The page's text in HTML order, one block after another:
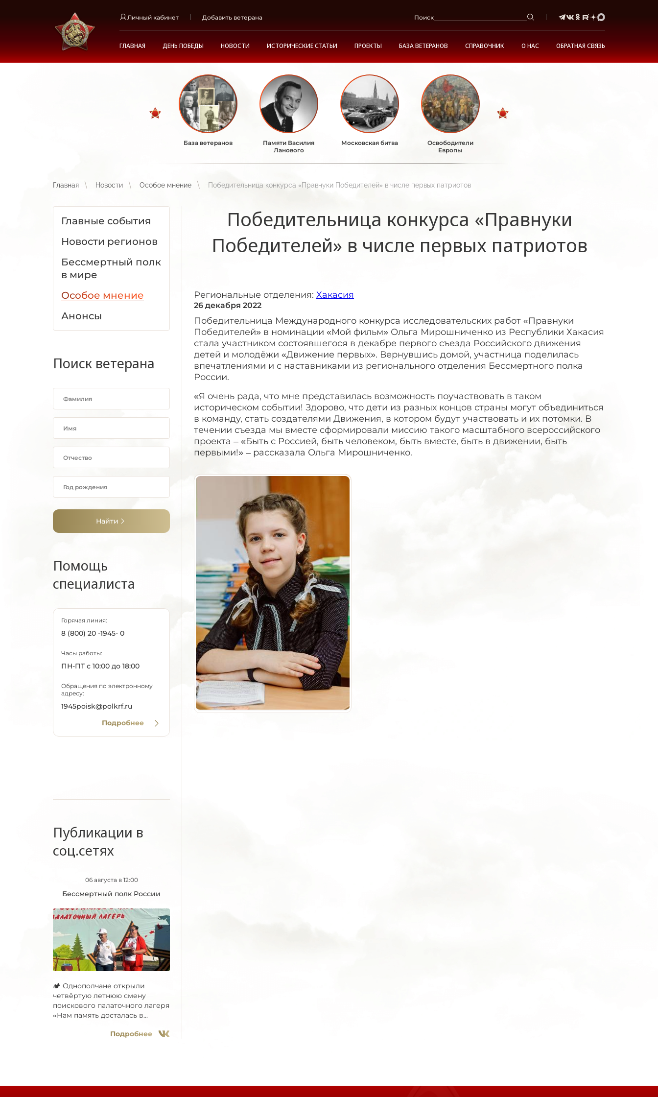
Личный кабинет Добавить ветерана Поиск
ГЛАВНАЯ ДЕНЬ ПОБЕДЫ НОВОСТИ ИСТОРИЧЕСКИЕ СТАТЬИ ПРОЕКТЫ БАЗА ВЕТЕРАНОВ СПРАВОЧНИК О НАС ОБРАТНАЯ СВЯЗЬ
База ветеранов
Памяти Василия
Ланового
Московская битва
Освободители
Европы
Главная Новости Особое мнение Победительница конкурса «Правнуки Победителей» в числе первых патриотов
Главные события
Новости регионов
Бессмертный полк
в мире
Особое мнение
Анонсы
Поиск ветерана
Найти
Помощь
специалиста
Горячая линия:
8 (800) 20 -1945- 0
Часы работы:
ПН-ПТ с 10:00 до 18:00
Обращения по электронному
адресу:
1945poisk@polkrf.ru
Подробнее
Публикации в
соц.сетях
06 августа в 12:00
Бессмертный полк России
🏕 Однополчане открыли
четвёртую летнюю смену
поискового палаточного лагеря
«Нам память досталась в...
Подробнее
Победительница конкурса «Правнуки
Победителей» в числе первых патриотов
Региональные отделения: Хакасия
26 декабря 2022
Победительница Международного конкурса исследовательских работ «Правнуки
Победителей» в номинации «Мой фильм» Ольга Мирошниченко из Республики Хакасия
стала участником состоявшегося в декабре первого съезда Российского движения
детей и молодёжи «Движение первых». Вернувшись домой, участница поделилась
впечатлениями и с наставниками из регионального отделения Бессмертного полка
России.
«Я очень рада, что мне представилась возможность поучаствовать в таком
историческом событии! Здорово, что дети из разных концов страны могут объединиться
в команду, стать создателями Движения, в котором будут участвовать и их потомки. В
течении съезда мы вместе сформировали миссию такого масштабного всероссийского
проекта – «Быть с Россией, быть человеком, быть вместе, быть в движении, быть
первыми!» – рассказала Ольга Мирошниченко.